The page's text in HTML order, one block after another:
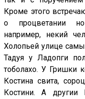
Кроме этого
о процветании
например, некий
Холопьей улице
Тадуя у Ладопги
тоболахо. У Гришки
Костина свита,
Костини. А